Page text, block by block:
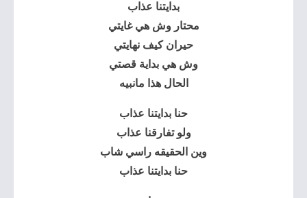
بدايتنا عذاب
محتار وش هي غايتي
حيران كيف نهايتي
وش هي بداية قصتي
الحال هذا مانبيه
حنا بدايتنا عذاب
ولو تفارقنا عذاب
وين الحقيقه راسي شاب
حنا بدايتنا عذاب